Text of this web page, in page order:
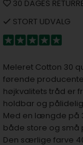
30 DAGES
STORT UDVALG
Meleret Cotton 30
førende
højkvalitets tråd er
holdbar og
Med en længde på
både store og små
Den særlige farve